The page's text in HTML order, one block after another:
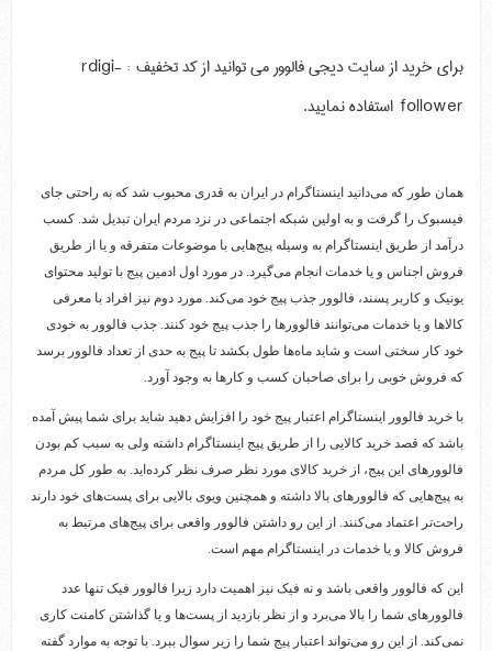
برای خرید از سایت دیجی فالوور می توانید از کد تخفیف :‌ rdigi-
follower استفاده نمایید.
همان طور که می‌دانید اینستاگرام در ایران به قدری محبوب شد که به راحتی جای
فیسبوک را گرفت و به اولین شبکه اجتماعی در نزد مردم ایران تبدیل شد. کسب
درآمد از طریق اینستاگرام به وسیله پیج‌هایی با موضوعات متفرقه و یا از طریق
فروش اجناس و یا خدمات انجام می‌گیرد. در مورد اول ادمین پیج با تولید محتوای
یونیک و کاربر پسند، فالوور جذب پیج خود می‌کند. مورد دوم نیز افراد با معرفی
کالاها و یا خدمات می‌توانند فالوورها را جذب پیج خود کنند. جذب فالوور به خودی
خود کار سختی است و شاید ماه‌ها طول بکشد تا پیج به حدی از تعداد فالوور برسد
که فروش خوبی را برای صاحبان کسب و کارها به وجود آورد.
با خرید فالوور اینستاگرام اعتبار پیج خود را افزایش دهید شاید برای شما پیش آمده
باشد که قصد خرید کالایی را از طریق پیج اینستاگرام داشته ولی به سبب کم بودن
فالوورهای این پیج، از خرید کالای مورد نظر صرف نظر کرده‌اید. به طور کل مردم
به پیج‌هایی که فالوورهای بالا داشته و همچنین ویوی بالایی برای پست‌های خود دارند
راحت‌تر اعتماد می‌کنند. از این رو داشتن فالوور واقعی برای پیج‌های مرتبط به
فروش کالا و یا خدمات در اینستاگرام مهم است.
این که فالوور واقعی باشد و نه فیک نیز اهمیت دارد زیرا فالوور فیک تنها عدد
فالوورهای شما را بالا می‌برد و از نظر بازدید از پست‌ها و یا گذاشتن کامنت کاری
نمی‌کند. از این رو می‌تواند اعتبار پیج شما را زیر سوال ببرد. با توجه به موارد گفته